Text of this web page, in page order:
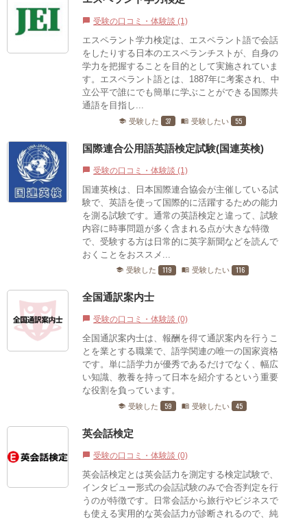
chat_bubble 受験の口コミ・体験談 (1)
エスペラント学力検定は、エスペラント語で会話
をしたりする日本のエスペランチストが、自身の
学力を把握することを目的として実施されていま
す。エスペラント語とは、1887年に考案され、中
立公平で誰にでも簡単に学ぶことができる国際共
通語を目指し...
school 受験した 37 menu_book 受験したい 55
国際連合公用語英語検定試験(国連英検)
chat_bubble 受験の口コミ・体験談 (1)
国連英検は、日本国際連合協会が主催している試
験で、英語を使って国際的に活躍するための能力
を測る試験です。通常の英語検定と違って、試験
内容に時事問題が多く含まれる点が大きな特徴
で、受験する方は日常的に英字新聞などを読んで
おくことをおススメ...
school 受験した 119 menu_book 受験したい 116
全国通訳案内士
chat_bubble 受験の口コミ・体験談 (0)
全国通訳案内士は、報酬を得て通訳案内を行うこ
とを業とする職業で、語学関連の唯一の国家資格
です。単に語学力が優秀であるだけでなく、幅広
い知識、教養を持って日本を紹介するという重要
な役割を負っています。
school 受験した 59 menu_book 受験したい 45
英会話検定
chat_bubble 受験の口コミ・体験談 (0)
英会話検定とは英会話力を測定する検定試験で、
インタビュー形式の会話試験のみで合否判定を行
うのが特徴です。日常会話から旅行やビジネスで
も使える実用的な英会話力が診断されるので、純